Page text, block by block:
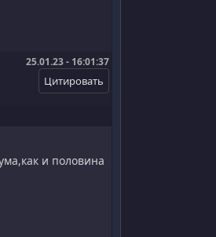
25.01.23 - 16:01:37
и половина